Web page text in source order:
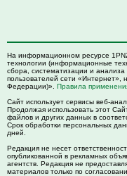
На информационном ресурсе
технологии (информационные
сбора, систематизации и
пользователей сети «Интернет»,
Федерации)». Правила
Сайт использует сервисы веб-
Продолжая использовать этот
файлов и других данных в
Срок обработки персональных
дней.
Редакция не несет
опубликованной в рекламных
агентств. Редакция не
материалов только по